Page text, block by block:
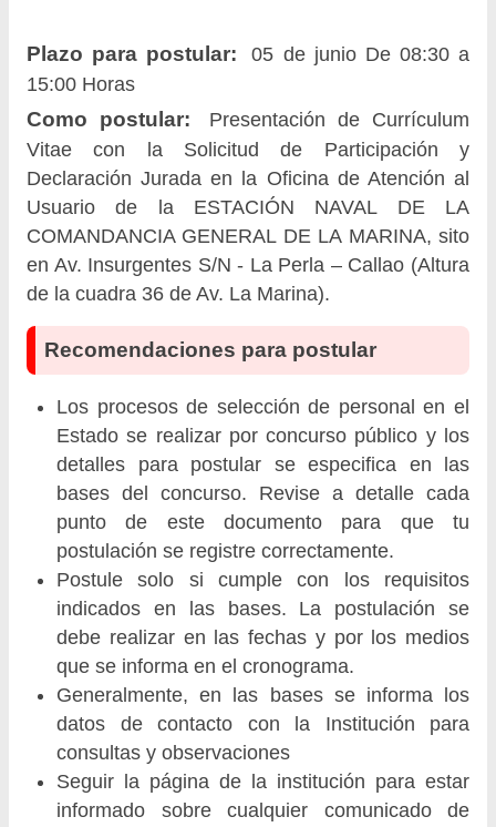
Plazo para postular:
05 de junio De 08:30 a
15:00 Horas
Como postular:
Presentación de Currículum
Vitae con la Solicitud de Participación y
Declaración Jurada en la Oficina de Atención al
Usuario de la ESTACIÓN NAVAL DE LA
COMANDANCIA GENERAL DE LA MARINA, sito
en Av. Insurgentes S/N - La Perla – Callao (Altura
de la cuadra 36 de Av. La Marina).
Recomendaciones para postular
Los procesos de selección de personal en el
Estado se realizar por concurso público y los
detalles para postular se especifica en las
bases del concurso. Revise a detalle cada
punto de este documento para que tu
postulación se registre correctamente.
Postule solo si cumple con los requisitos
indicados en las bases. La postulación se
debe realizar en las fechas y por los medios
que se informa en el cronograma.
Generalmente, en las bases se informa los
datos de contacto con la Institución para
consultas y observaciones
Seguir la página de la institución para estar
informado sobre cualquier comunicado de